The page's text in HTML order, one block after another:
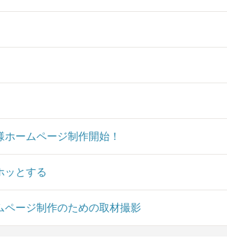
ームページ制作開始！
ッとする
ページ制作のための取材撮影